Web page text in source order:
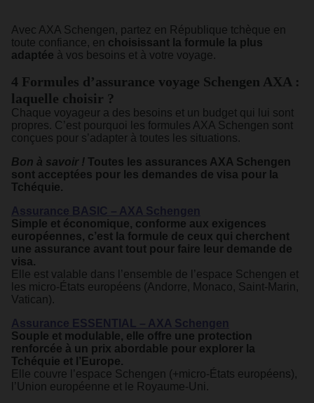
Avec AXA Schengen, partez en République tchèque en
toute confiance, en choisissant la formule la plus
adaptée à vos besoins et à votre voyage.
4 Formules d’assurance voyage Schengen AXA :
laquelle choisir ?
Chaque voyageur a des besoins et un budget qui lui sont
propres. C’est pourquoi les formules AXA Schengen sont
conçues pour s’adapter à toutes les situations.
Bon à savoir ! Toutes les assurances AXA Schengen
sont acceptées pour les demandes de visa pour la
Tchéquie.
Assurance BASIC – AXA Schengen
Simple et économique, conforme aux exigences
européennes, c’est la formule de ceux qui cherchent
une assurance avant tout pour faire leur demande de
visa.
Elle est valable dans l’ensemble de l’espace Schengen et
les micro-États européens (Andorre, Monaco, Saint-Marin,
Vatican).
Assurance ESSENTIAL – AXA Schengen
Souple et modulable, elle offre une protection
renforcée à un prix abordable pour explorer la
Tchéquie et l’Europe.
Elle couvre l’espace Schengen (+micro-États européens),
l’Union européenne et le Royaume-Uni.